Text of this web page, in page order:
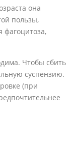
она
пользы,
фагоцитоза,
Чтобы сбить
суспензию.
(при